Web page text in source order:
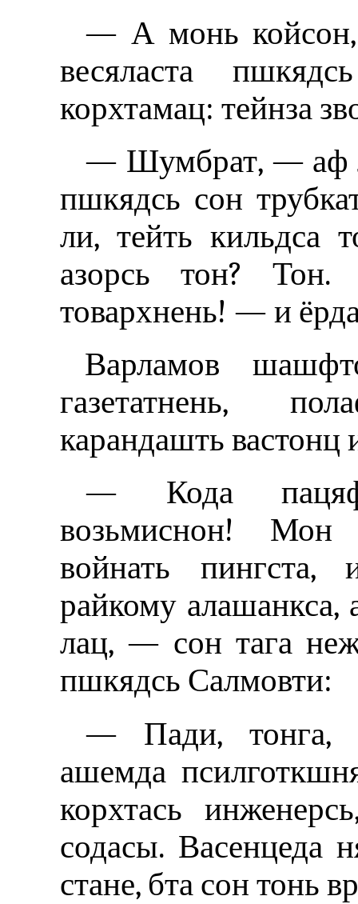
— А монь койсон,
весяласта
корхтамац: тейнза
— Шумбрат, — аф
пшкядсь сон
ли, тейть кильдса
азорсь тон?
товархнень! — и
Варламов
газетатнень,
карандашть вастонц
— Кода
возьмиснон! Мон
войнать пингста,
райкому алашанкса,
лац, — сон тага
пшкядсь Салмовти:
— Пади, тонга,
ашемда
корхтась
содасы. Васенцеда
стане, бта сон тонь